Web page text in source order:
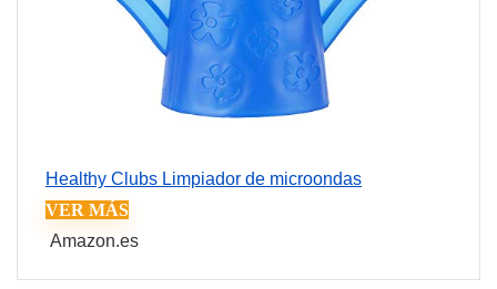
Healthy Clubs Limpiador de microondas
VER MÁS
Amazon.es